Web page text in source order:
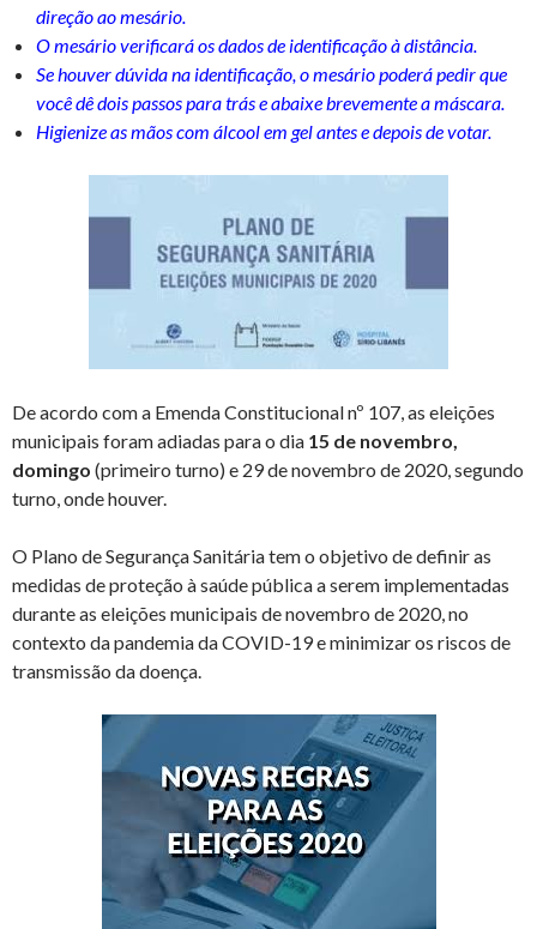
direção ao mesário.
O mesário verificará os dados de identificação à distância.
Se houver dúvida na identificação, o mesário poderá pedir que
você dê dois passos para trás e abaixe brevemente a máscara.
Higienize as mãos com álcool em gel antes e depois de votar.
De acordo com a Emenda Constitucional nº 107, as eleições
municipais foram adiadas para o dia 15 de novembro,
domingo (primeiro turno) e 29 de novembro de 2020, segundo
turno, onde houver.
O Plano de Segurança Sanitária tem o objetivo de definir as
medidas de proteção à saúde pública a serem implementadas
durante as eleições municipais de novembro de 2020, no
contexto da pandemia da COVID-19 e minimizar os riscos de
transmissão da doença.